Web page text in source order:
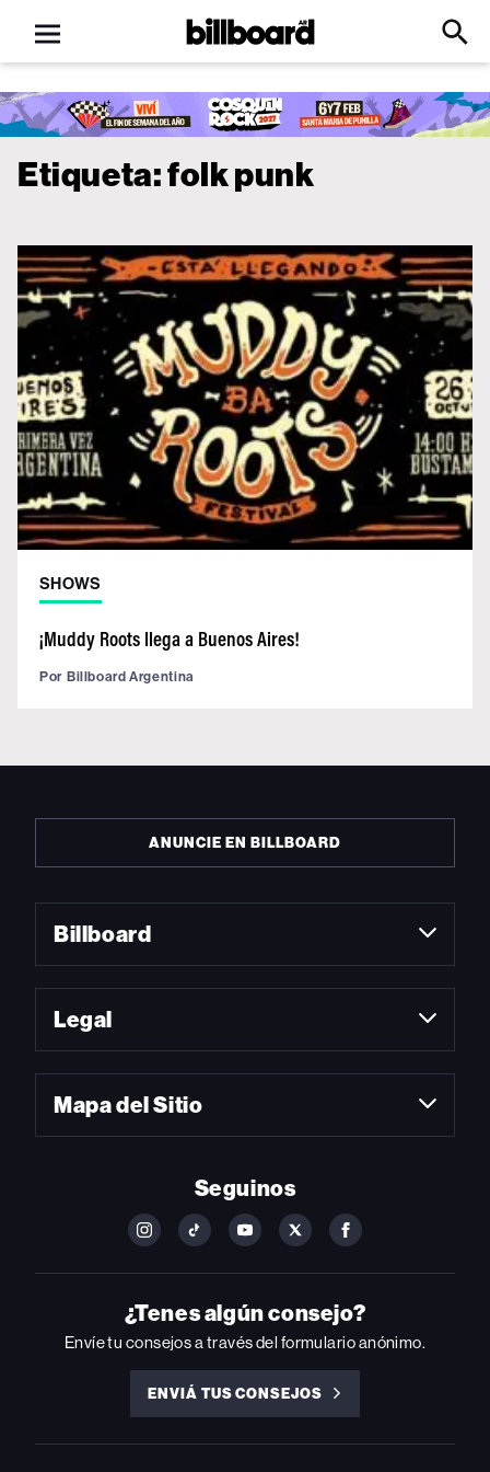
Open
menu
Billboard
Click
Input
Etiqueta:folk punk
SHOWS
¡Muddy Roots llega a Buenos Aires!
Por Billboard Argentina
ANUNCIE EN BILLBOARD
Billboard
Legal
Mapa del Sitio
Seguinos
FOLLOW
ON
INSTAGRAM
FOLLOW
ON
YOUTUBE
FOLLOW
ON
YOUTUBE
FOLLOW
ON
FOLLOW
ON
FACEBOOK
¿Tenes algún consejo?
Envíe tu consejos a través del formulario anónimo.
ENVIÁ TUS CONSEJOS
ENVIÁ
CONSEJOS